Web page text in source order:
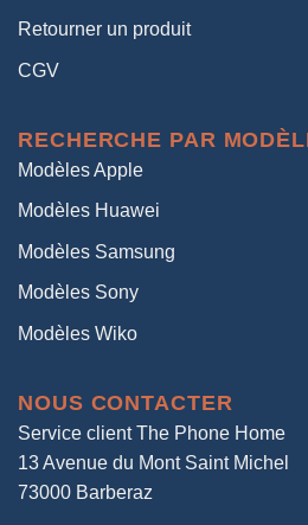
Retourner un produit
CGV
RECHERCHE PAR
Modèles Apple
Modèles Huawei
Modèles Samsung
Modèles Sony
Modèles Wiko
NOUS CONTACTER
Service client The Phone Home
13 Avenue du Mont Saint Michel
73000 Barberaz